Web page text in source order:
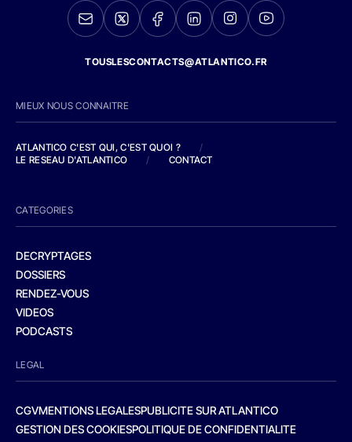
TOUSLESCONTACTS@ATLANTICO.FR
MIEUX NOUS CONNAITRE
ATLANTICO C'EST QUI, C'EST QUOI ?
/
LE RESEAU D'ATLANTICO
/ CONTACT
CATEGORIES
DECRYPTAGES
DOSSIERS
RENDEZ-VOUS
VIDEOS
PODCASTS
LEGAL
CGVMENTIONS LEGALESPUBLICITE SUR ATLANTICO
GESTION DES COOKIESPOLITIQUE DE CONFIDENTIALITE